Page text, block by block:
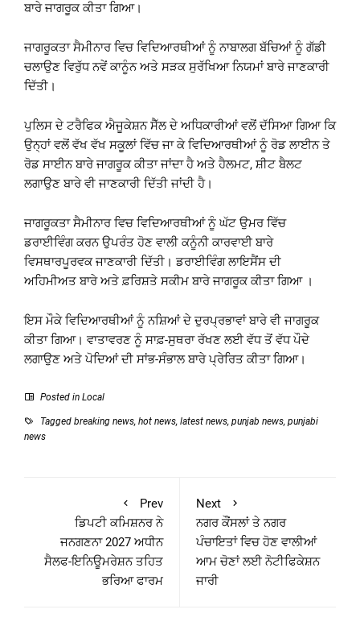
ਬਾਰੇ ਜਾਗਰੂਕ ਕੀਤਾ ਗਿਆ।
ਜਾਗਰੂਕਤਾ ਸੈਮੀਨਾਰ ਵਿਚ ਵਿਦਿਆਰਥੀਆਂ ਨੂੰ ਨਾਬਾਲਗ ਬੱਚਿਆਂ ਨੂੰ ਗੱਡੀ
ਚਲਾਉਣ ਵਿਰੁੱਧ ਨਵੇਂ ਕਾਨੂੰਨ ਅਤੇ ਸੜਕ ਸੁਰੱਖਿਆ ਨਿਯਮਾਂ ਬਾਰੇ ਜਾਣਕਾਰੀ
ਦਿੱਤੀ।
ਪੁਲਿਸ ਦੇ ਟਰੈਫਿਕ ਐਜੂਕੇਸ਼ਨ ਸੈੱਲ ਦੇ ਅਧਿਕਾਰੀਆਂ ਵਲੋਂ ਦੱਸਿਆ ਗਿਆ ਕਿ
ਉਨ੍ਹਾਂ ਵਲੋਂ ਵੱਖ ਵੱਖ ਸਕੂਲਾਂ ਵਿੱਚ ਜਾ ਕੇ ਵਿਦਿਆਰਥੀਆਂ ਨੂੰ ਰੋਡ ਲਾਈਨ ਤੇ
ਰੋਡ ਸਾਈਨ ਬਾਰੇ ਜਾਗਰੂਕ ਕੀਤਾ ਜਾਂਦਾ ਹੈ ਅਤੇ ਹੈਲਮਟ, ਸ਼ੀਟ ਬੈਲਟ
ਲਗਾਉਣ ਬਾਰੇ ਵੀ ਜਾਣਕਾਰੀ ਦਿੱਤੀ ਜਾਂਦੀ ਹੈ।
ਜਾਗਰੂਕਤਾ ਸੈਮੀਨਾਰ ਵਿਚ ਵਿਦਿਆਰਥੀਆਂ ਨੂੰ ਘੱਟ ਉਮਰ ਵਿੱਚ
ਡਰਾਈਵਿੰਗ ਕਰਨ ਉਪਰੰਤ ਹੋਣ ਵਾਲੀ ਕਨੂੰਨੀ ਕਾਰਵਾਈ ਬਾਰੇ
ਵਿਸਥਾਰਪੂਰਵਕ ਜਾਣਕਾਰੀ ਦਿੱਤੀ। ਡਰਾਈਵਿੰਗ ਲਾਇਸੈਂਸ ਦੀ
ਅਹਿਮੀਅਤ ਬਾਰੇ ਅਤੇ ਫ਼ਰਿਸ਼ਤੇ ਸਕੀਮ ਬਾਰੇ ਜਾਗਰੂਕ ਕੀਤਾ ਗਿਆ ।
ਇਸ ਮੌਕੇ ਵਿਦਿਆਰਥੀਆਂ ਨੂੰ ਨਸ਼ਿਆਂ ਦੇ ਦੁਰਪ੍ਰਭਾਵਾਂ ਬਾਰੇ ਵੀ ਜਾਗਰੂਕ
ਕੀਤਾ ਗਿਆ। ਵਾਤਾਵਰਣ ਨੂੰ ਸਾਫ਼-ਸੁਥਰਾ ਰੱਖਣ ਲਈ ਵੱਧ ਤੋਂ ਵੱਧ ਪੌਦੇ
ਲਗਾਉਣ ਅਤੇ ਪੋਦਿਆਂ ਦੀ ਸਾਂਭ-ਸੰਭਾਲ ਬਾਰੇ ਪ੍ਰੇਰਿਤ ਕੀਤਾ ਗਿਆ।
Posted in Local
Tagged breaking news, hot news, latest news, punjab news, punjabi
news
Prev
ਡਿਪਟੀ ਕਮਿਸ਼ਨਰ ਨੇ
ਜਨਗਣਨਾ 2027 ਅਧੀਨ
ਸੈਲਫ-ਇਨਿਊਮਰੇਸ਼ਨ ਤਹਿਤ
ਭਰਿਆ ਫਾਰਮ
Next
ਨਗਰ ਕੌਂਸਲਾਂ ਤੇ ਨਗਰ
ਪੰਚਾਇਤਾਂ ਵਿਚ ਹੋਣ ਵਾਲੀਆਂ
ਆਮ ਚੋਣਾਂ ਲਈ ਨੋਟੀਫਿਕੇਸ਼ਨ
ਜਾਰੀ